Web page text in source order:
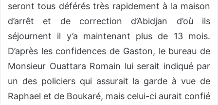
seront tous déférés très rapidement à la maison
d’arrêt et de correction d’Abidjan d’où ils
séjournent il y’a maintenant plus de 13 mois.
D’après les confidences de Gaston, le bureau de
Monsieur Ouattara Romain lui serait indiqué par
un des policiers qui assurait la garde à vue de
Raphael et de Boukaré, mais celui-ci aurait confié